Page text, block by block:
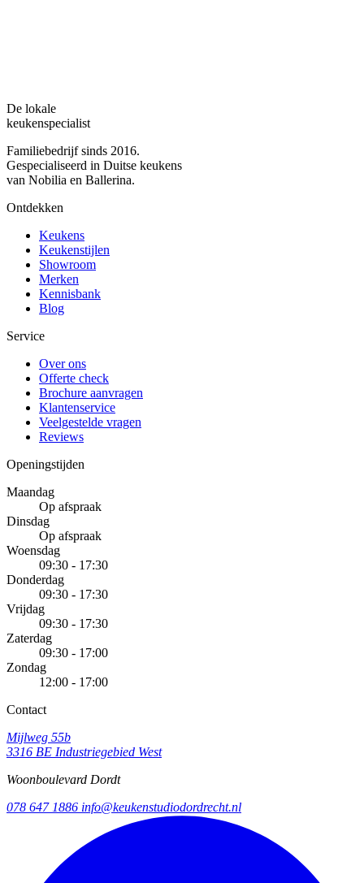
De lokale
keukenspecialist
Familiebedrijf sinds 2016.
Gespecialiseerd in Duitse keukens
van Nobilia en Ballerina.
Ontdekken
Keukens
Keukenstijlen
Showroom
Merken
Kennisbank
Blog
Service
Over ons
Offerte check
Brochure aanvragen
Klantenservice
Veelgestelde vragen
Reviews
Openingstijden
Maandag
Op afspraak
Dinsdag
Op afspraak
Woensdag
09:30 - 17:30
Donderdag
09:30 - 17:30
Vrijdag
09:30 - 17:30
Zaterdag
09:30 - 17:00
Zondag
12:00 - 17:00
Contact
Mijlweg 55b
3316 BE Industriegebied West
Woonboulevard Dordt
078 647 1886 info@keukenstudiodordrecht.nl